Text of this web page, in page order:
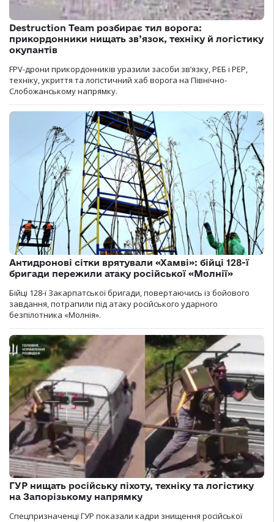
Destruction Team розбирає тил ворога:
прикордонники нищать зв’язок, техніку й логістику
окупантів
FPV-дрони прикордонників уразили засоби зв’язку, РЕБ і РЕР,
техніку, укриття та логістичний хаб ворога на Північно-
Слобожанському напрямку.
Антидронові сітки врятували «Хамві»: бійці 128-ї
бригади пережили атаку російської «Молнії»
Бійці 128-ї Закарпатської бригади, повертаючись із бойового
завдання, потрапили під атаку російського ударного
безпілотника «Молнія».
ГУР нищать російську піхоту, техніку та логістику
на Запорізькому напрямку
Спецпризначенці ГУР показали кадри знищення російської